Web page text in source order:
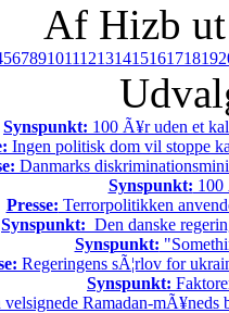
Af Hizb
5678910111213141516171819
Synspunkt: 100 Ã¥r uden et
Ingen politisk dom vil stoppe
Danmarks
Synspunkt: 100
Presse: Terrorpolitikken
Synspunkt: Den danske
Synspunkt:
Regeringens sÃ¦rlov for
Synspunkt:
velsignede Ramadan-mÃ¥neds